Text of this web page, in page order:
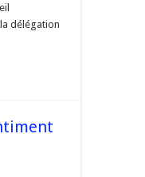
délégation